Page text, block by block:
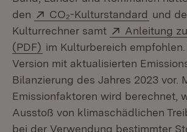
den
Extern:
CO₂-Kulturstandard und
Kulturrechner samt
Extern:
Anleitung
(PDF) (Öffnet in neuem Fenster)
im Kulturbereich
Version mit aktualisierten
Bilanzierung des Jahres 2023 vor.
Emissionfaktoren wird berechnet,
Ausstoß von klimaschädlichen
bei der Verwendung bestimmter